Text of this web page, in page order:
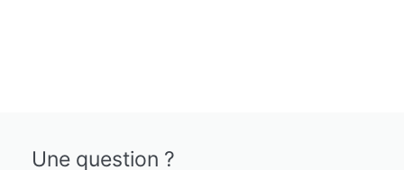
Une question ?